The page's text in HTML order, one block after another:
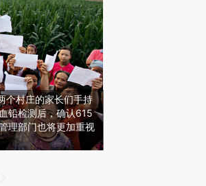
个村庄的家长们手持
铅检测后，确认615
理部门也将更加重视